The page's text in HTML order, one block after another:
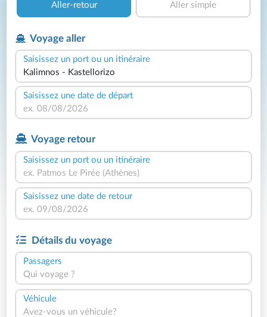
Aller-retour Aller simple
Voyage aller
Saisissez un port ou un itinéraire
Saisissez une date de départ
Voyage retour
Saisissez un port ou un itinéraire
Saisissez une date de retour
Détails du voyage
Passagers
Qui voyage ?
Véhicule
Avez-vous un véhicule?